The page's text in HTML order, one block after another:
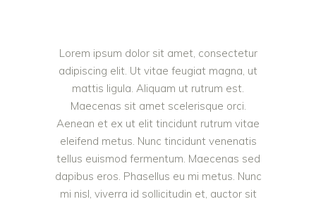
Lorem ipsum dolor sit amet, consectetur
adipiscing elit. Ut vitae feugiat magna, ut
mattis ligula. Aliquam ut rutrum est.
Maecenas sit amet scelerisque orci.
Aenean et ex ut elit tincidunt rutrum vitae
eleifend metus. Nunc tincidunt venenatis
tellus euismod fermentum. Maecenas sed
dapibus eros. Phasellus eu mi metus. Nunc
mi nisl, viverra id sollicitudin et, auctor sit